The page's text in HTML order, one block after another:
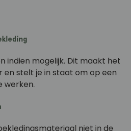
indien mogelijk. Dit maakt het
en stelt je in staat om op een
werken.
niet in de